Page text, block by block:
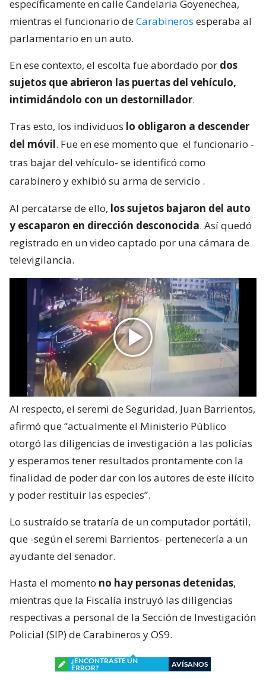
específicamente en calle Candelaria Goyenechea,
mientras el funcionario deCarabineros esperaba al
parlamentario en un auto.
En ese contexto, el escolta fue abordado por dos
sujetos que abrieron las puertas del vehículo,
intimidándolo con un destornillador.
Tras esto, los individuos lo obligaron a descender
del móvil. Fue en ese momento que el funcionario -
tras bajar del vehículo- se identificó como
carabinero y exhibió su arma de servicio .
Al percatarse de ello, los sujetos bajaron del auto
y escaparon en dirección desconocida. Así quedó
registrado en un video captado por una cámara de
televigilancia.
Al respecto, el seremi de Seguridad, Juan Barrientos,
afirmó que “actualmente el Ministerio Público
otorgó las diligencias de investigación a las policías
y esperamos tener resultados prontamente con la
finalidad de poder dar con los autores de este ilícito
y poder restituir las especies”.
Lo sustraído se trataría de un computador portátil,
que -según el seremi Barrientos- pertenecería a un
ayudante del senador.
Hasta el momento no hay personas detenidas,
mientras que la Fiscalía instruyó las diligencias
respectivas a personal de la Sección de Investigación
Policial (SIP) de Carabineros y OS9.
¿ENCONTRASTE UN
ERROR?
AVÍSANOS